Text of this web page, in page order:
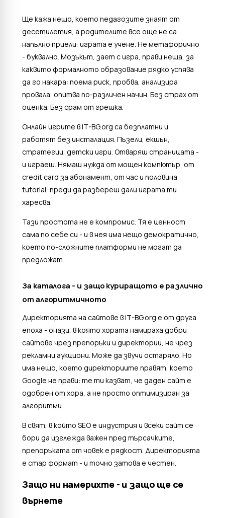
Ще кажа нещо, което педагозите знаят от
десетилетия, а родителите все още не са
напълно приели: играта е учене. Не метафорично
- буквално. Мозъкът, зает с игра, прави неща, за
каквито формалното образование рядко успява
да го накара: поема риск, пробва, анализира
провала, опитва по-различен начин. Без страх от
оценка. Без срам от грешка.
Онлайн игрите в IT-BG.org са безплатни и
работят без инсталация. Пъзели, екшън,
стратегии, детски игри. Отваряш страницата -
и играеш. Нямаш нужда от мощен компютър, от
credit card за абонамент, от час и половина
tutorial, преди да разбереш дали играта ти
харесва.
Тази простота не е компромис. Тя е ценност
сама по себе си - и в нея има нещо демократично,
което по-сложните платформи не могат да
предложат.
За каталога - и защо куриращото е различно
от алгоритмичното
Директорията на сайтове в IT-BG.org е от друга
епоха - онази, в която хората намираха добри
сайтове чрез препоръки и директории, не чрез
рекламни аукциони. Може да звучи остаряло. Но
има нещо, което директориите правят, което
Google не прави: те ти казват, че даден сайт е
одобрен от хора, а не просто оптимизиран за
алгоритми.
В свят, в който SEO е индустрия и всеки сайт се
бори да изглежда важен пред търсачките,
препоръката от човек е рядкост. Директорията
е стар формат - и точно затова е честен.
Защо ни намерихте - и защо ще се
върнете